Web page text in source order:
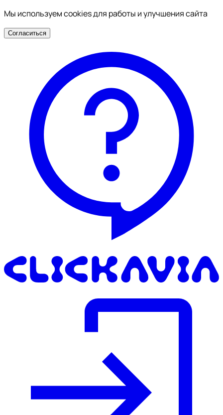
Мы используем cookies для работы и улучшения сайта
Согласиться